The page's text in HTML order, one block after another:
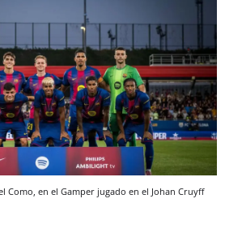
Como, en el Gamper jugado en el Johan Cruyff